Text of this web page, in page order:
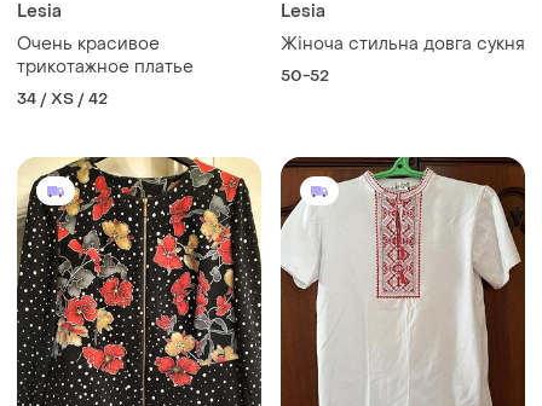
Lesia
Очень красивое
трикотажное платье
34 / XS / 42
Lesia
Жіноча стильна довга сукня
50-52